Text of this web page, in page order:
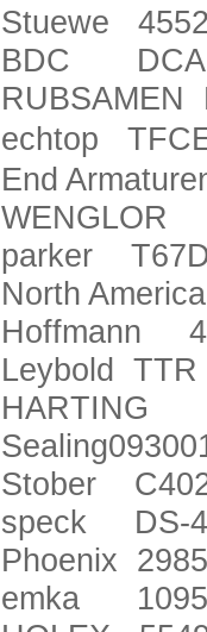
Stuewe
BDC
RUBSAMEN
echtop
End
WENGLOR
parker
North
Hoffmann
Leybold TTR
HARTING
Stober
speck DS-
Phoenix
emka